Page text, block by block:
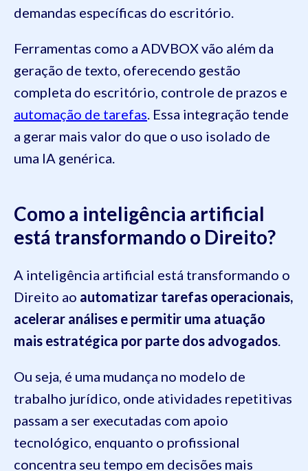
demandas específicas do escritório.
Ferramentas como a ADVBOX vão além da
geração de texto, oferecendo gestão
completa do escritório, controle de prazos e
automação de tarefas. Essa integração tende
a gerar mais valor do que o uso isolado de
uma IA genérica.
Como a inteligência artificial
está transformando o Direito?
A inteligência artificial está transformando o
Direito ao automatizar tarefas operacionais,
acelerar análises e permitir uma atuação
mais estratégica por parte dos advogados.
Ou seja, é uma mudança no modelo de
trabalho jurídico, onde atividades repetitivas
passam a ser executadas com apoio
tecnológico, enquanto o profissional
concentra seu tempo em decisões mais